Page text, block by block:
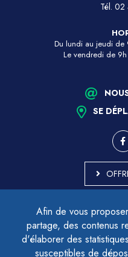
Afin de vous
partage, des contenus
d'élaborer des
susceptibles de
Tél. 02
Du lundi au jeudi de
Le vendredi de
SE
ACCESSIBILITÉ -
CONTACTER LE DÉLÉGUÉ